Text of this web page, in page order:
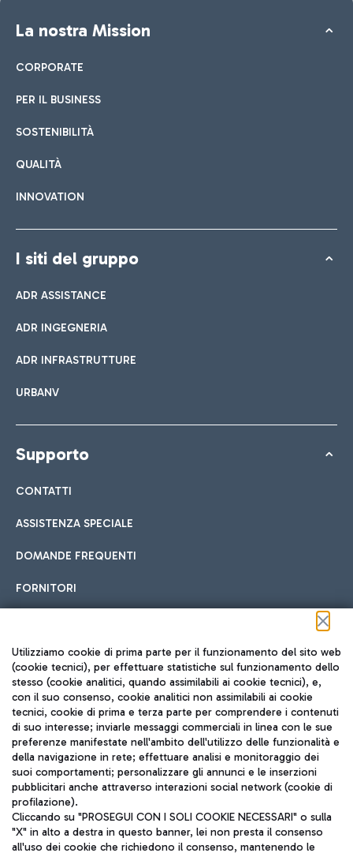
La nostra Mission
CORPORATE
PER IL BUSINESS
SOSTENIBILITÀ
QUALITÀ
INNOVATION
I siti del gruppo
ADR ASSISTANCE
ADR INGEGNERIA
ADR INFRASTRUTTURE
URBANV
Supporto
CONTATTI
ASSISTENZA SPECIALE
DOMANDE FREQUENTI
FORNITORI
Seguici sui social
TRAVEL JOURNAL
ITA
Utilizziamo cookie di prima parte per il funzionamento del sito web
(cookie tecnici), per effettuare statistiche sul funzionamento dello
stesso (cookie analitici, quando assimilabili ai cookie tecnici), e,
con il suo consenso, cookie analitici non assimilabili ai cookie
tecnici, cookie di prima e terza parte per comprendere i contenuti
di suo interesse; inviarle messaggi commerciali in linea con le sue
preferenze manifestate nell'ambito dell'utilizzo delle funzionalità e
della navigazione in rete; effettuare analisi e monitoraggio dei
suoi comportamenti; personalizzare gli annunci e le inserzioni
pubblicitari anche attraverso interazioni social network (cookie di
profilazione).
Cliccando su "PROSEGUI CON I SOLI COOKIE NECESSARI" o sulla
"X" in alto a destra in questo banner, lei non presta il consenso
all'uso dei cookie che richiedono il consenso, mantenendo le